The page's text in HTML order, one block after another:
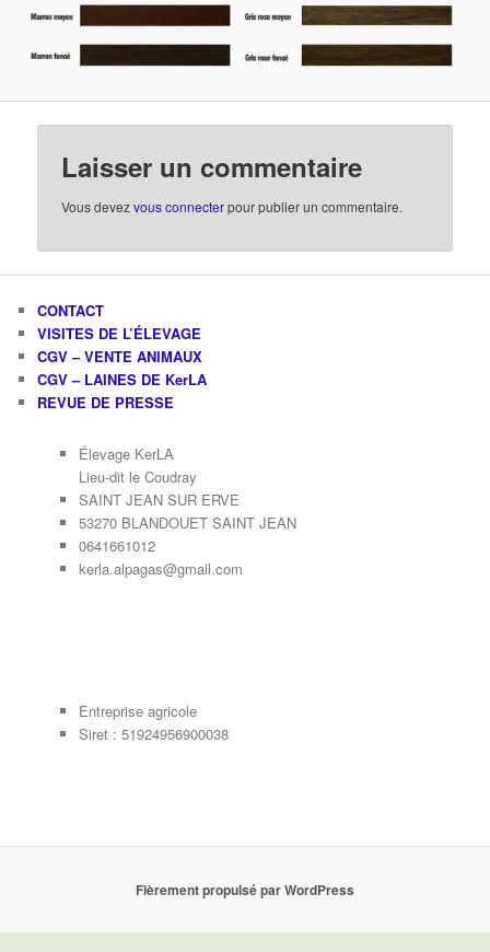
Laisser un commentaire
Vous devezvous connecterpour publier un commentaire.
CONTACT
VISITES DE L’ÉLEVAGE
CGV – VENTE ANIMAUX
CGV – LAINES DE KerLA
REVUE DE PRESSE
Élevage KerLA
Lieu-dit le Coudray
SAINT JEAN SUR ERVE
53270 BLANDOUET SAINT JEAN
0641661012
kerla.alpagas@gmail.com
Entreprise agricole
Siret : 51924956900038
Fièrement propulsé par WordPress